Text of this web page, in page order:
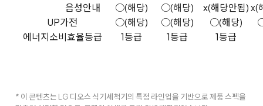
음성안내
○(해당) ○(해당) x(해당안됨)x(
UP가전
○(해당) ○(해당) ○(해당)
에너지소비효율등급
1등급 1등급 1등급
* 이 콘텐츠는 LG 디오스 식기세척기의 특정 라인업을 기반으로 제품 스펙을